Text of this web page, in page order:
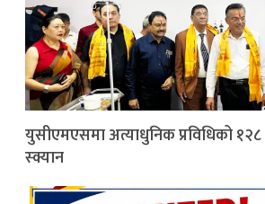
युसीएमएसमा अत्याधुनिक प्रविधिको
स्क्यान